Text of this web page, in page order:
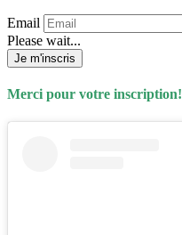
Email
Please wait...
Je m'inscris
Merci pour votre inscription!